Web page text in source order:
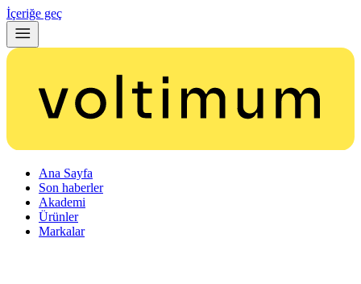
İçeriğe geç
Ana Sayfa
Son haberler
Akademi
Ürünler
Markalar